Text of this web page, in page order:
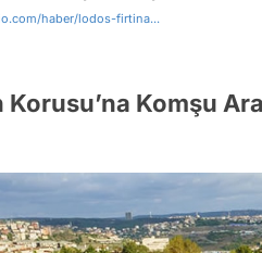
haber/lodos-firtina...
Korusu’na Komşu